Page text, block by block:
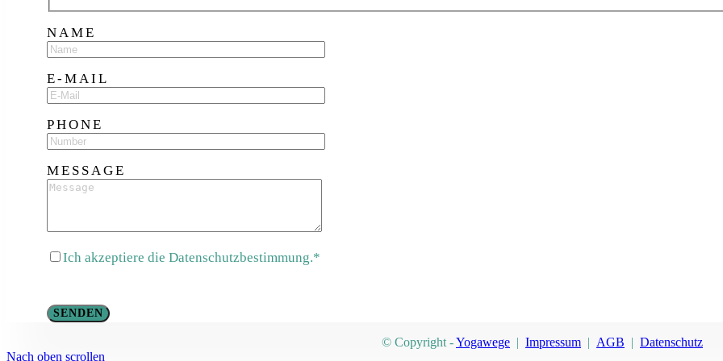
NAME
E-MAIL
PHONE
MESSAGE
Ich akzeptiere die Datenschutzbestimmung.*
© Copyright -Yogawege | Impressum | AGB | Datenschutz
Nach oben scrollen